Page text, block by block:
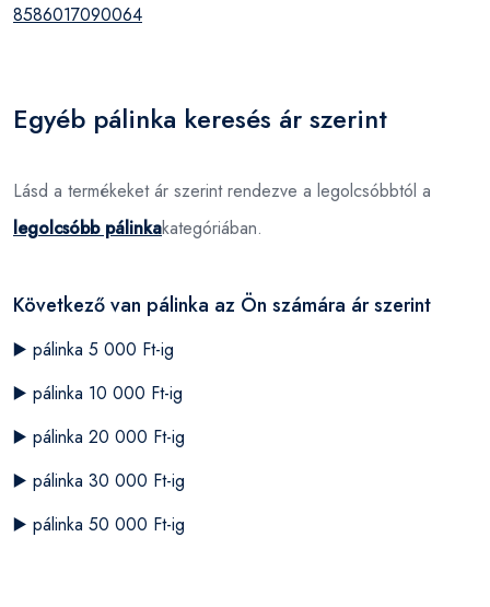
8586017090064
Egyéb pálinka keresés ár szerint
Lásd a termékeket ár szerint rendezve a legolcsóbbtól a
legolcsóbb pálinkakategóriában.
Következő van pálinka az Ön számára ár szerint
▶️ pálinka 5 000 Ft-ig
▶️ pálinka 10 000 Ft-ig
▶️ pálinka 20 000 Ft-ig
▶️ pálinka 30 000 Ft-ig
▶️ pálinka 50 000 Ft-ig